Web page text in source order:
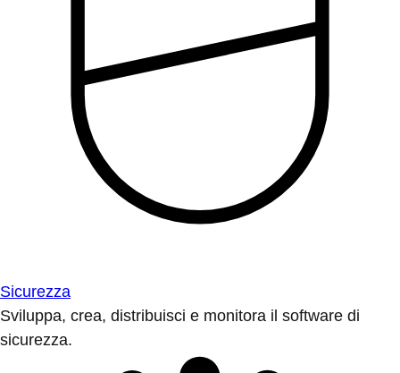
Sicurezza
Sviluppa, crea, distribuisci e monitora il software di
sicurezza.